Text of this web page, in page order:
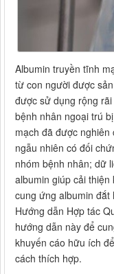
Albumin truyền tĩnh
từ con người được
được sử dụng rộng
bệnh nhân ngoại trú
mạch đã được
ngẫu nhiên có đối
nhóm bệnh nhân; dữ
albumin giúp cải
cung ứng albumin đắt
Hướng dẫn Hợp tác
hướng dẫn này để
khuyến cáo hữu ích
cách thích hợp.